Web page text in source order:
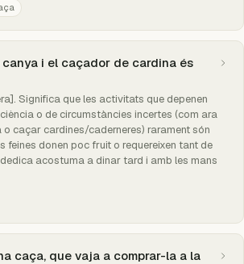
i el caçador de cardina és
Significa que les activitats que depenen
o de circumstàncies incertes (com ara
caçar cardines/caderneres) rarament són
feines donen poc fruit o requereixen tant de
acostuma a dinar tard i amb les mans
caça, que vaja a comprar-la a la